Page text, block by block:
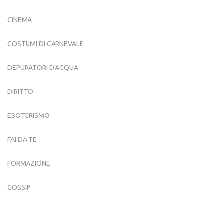
CINEMA
COSTUMI DI CARNEVALE
DEPURATORI D'ACQUA
DIRITTO
ESOTERISMO
FAI DA TE
FORMAZIONE
GOSSIP